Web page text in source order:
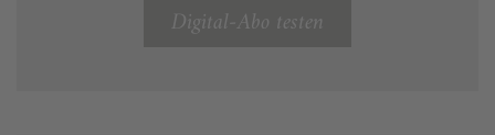
Digital-Abo testen